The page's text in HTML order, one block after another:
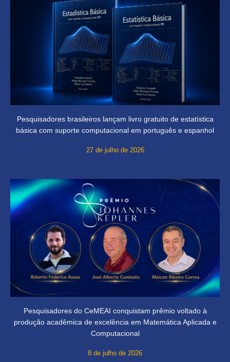
Pesquisadores brasileiros lançam livro gratuito de estatística
básica com suporte computacional em português e espanhol
27 de julho de 2026
Pesquisadores do CeMEAI conquistam prêmio voltado à
produção acadêmica de excelência em Matemática Aplicada e
Computacional
8 de julho de 2026